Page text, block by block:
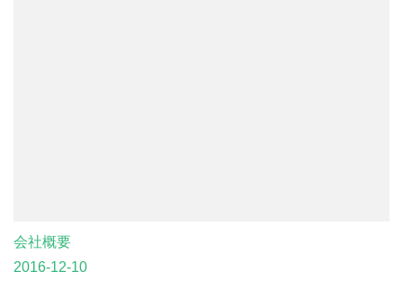
会社概要
2016-12-10